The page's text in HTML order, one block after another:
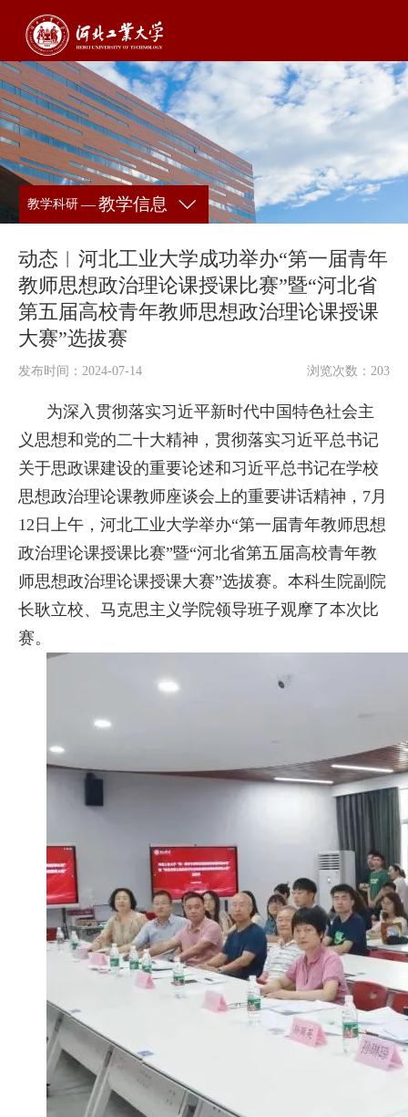
教学科研—教学信息
动态︱河北工业大学成功举办“第一届青年
教师思想政治理论课授课比赛”暨“河北省
第五届高校青年教师思想政治理论课授课
大赛”选拔赛
发布时间：2024-07-14 浏览次数： 203
为深入贯彻落实习近平新时代中国特色社会主
义思想和党的二十大精神，贯彻落实习近平总书记
关于思政课建设的重要论述和习近平总书记在学校
思想政治理论课教师座谈会上的重要讲话精神，7月
12日上午，河北工业大学举办“第一届青年教师思想
政治理论课授课比赛”暨“河北省第五届高校青年教
师思想政治理论课授课大赛”选拔赛。本科生院副院
长耿立校、马克思主义学院领导班子观摩了本次比
赛。